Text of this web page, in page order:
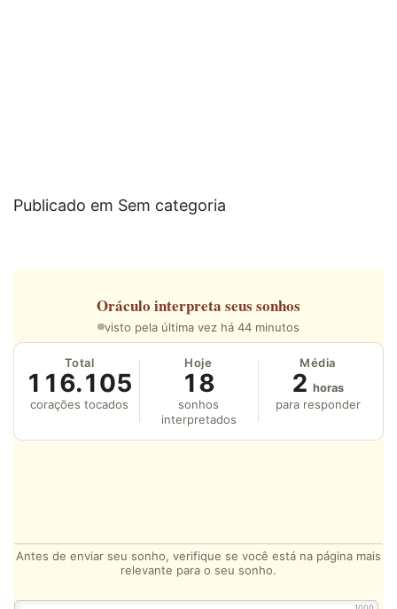
Publicado em Sem categoria
Oráculo interpreta seus sonhos
visto pela última vez há 44 minutos
Total
116.105
corações tocados
Hoje
18
sonhos
interpretados
Média
2 horas
para responder
Antes de enviar seu sonho, verifique se você está na página mais
relevante para o seu sonho.